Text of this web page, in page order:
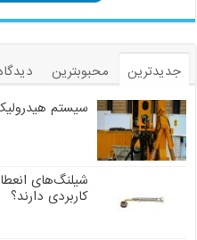
جدیدترین محبوبترین
سیستم
شیلنگ‌های
کاربردی دارند؟